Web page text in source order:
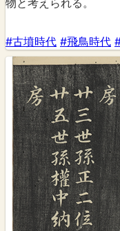
#古墳時代 #飛鳥時代